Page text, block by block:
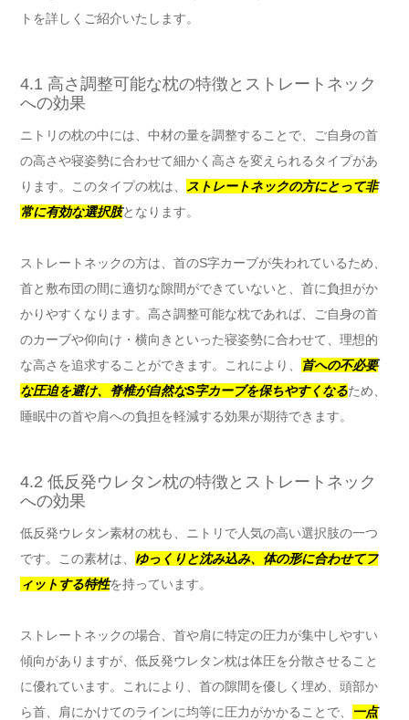
トを詳しくご紹介いたします。
4.1 高さ調整可能な枕の特徴とストレートネック
への効果
ニトリの枕の中には、中材の量を調整することで、ご自身の首
の高さや寝姿勢に合わせて細かく高さを変えられるタイプがあ
ります。このタイプの枕は、
ストレートネックの方にとって非
常に有効な選択肢となります。
ストレートネックの方は、首のS字カーブが失われているため、
首と敷布団の間に適切な隙間ができていないと、首に負担がか
かりやすくなります。高さ調整可能な枕であれば、ご自身の首
のカーブや仰向け・横向きといった寝姿勢に合わせて、理想的
な高さを追求することができます。これにより、
首への不必要
な圧迫を避け、脊椎が自然なS字カーブを保ちやすくなるため、
睡眠中の首や肩への負担を軽減する効果が期待できます。
4.2 低反発ウレタン枕の特徴とストレートネック
への効果
低反発ウレタン素材の枕も、ニトリで人気の高い選択肢の一つ
です。この素材は、 ゆっくりと沈み込み、体の形に合わせてフ
ィットする特性を持っています。
ストレートネックの場合、首や肩に特定の圧力が集中しやすい
傾向がありますが、低反発ウレタン枕は体圧を分散させること
に優れています。これにより、首の隙間を優しく埋め、頭部か
ら首、肩にかけてのラインに均等に圧力がかかることで、
一点